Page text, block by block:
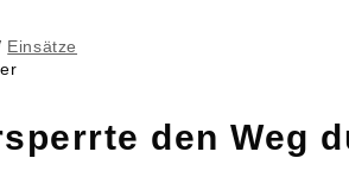
Einsätze
den Weg